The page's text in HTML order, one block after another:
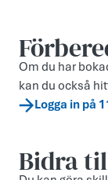
Om du har
kan du också
Logga in på
Bidra